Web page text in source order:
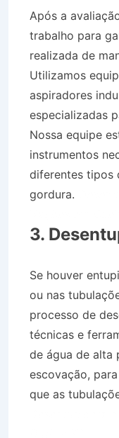
Após a
trabalho para
realizada de
Utilizamos
aspiradores
especializadas
Nossa equipe
instrumentos
diferentes tipos
gordura.
3.
Se houver
ou nas
processo de
técnicas e
de água de alta
escovação,
que as